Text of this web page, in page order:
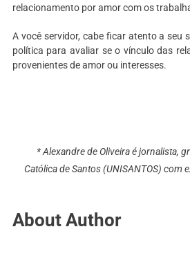
relacionamento por amor com os
A você servidor, cabe ficar atento a seu
política para avaliar se o vínculo das
provenientes de amor ou interesses.
* Alexandre de Oliveira é jornalista,
Católica de Santos (UNISANTOS) com
About Author